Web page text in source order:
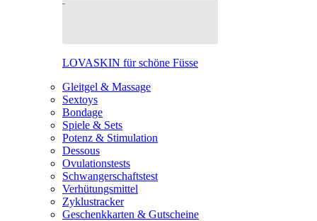
LOVASKIN für schöne Füsse
Gleitgel & Massage
Sextoys
Bondage
Spiele & Sets
Potenz & Stimulation
Dessous
Ovulationstests
Schwangerschaftstest
Verhütungsmittel
Zyklustracker
Geschenkkarten & Gutscheine